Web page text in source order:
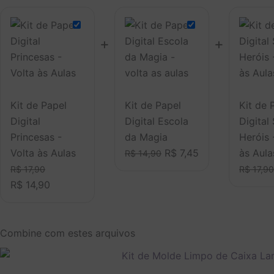
Kit de Papel
Digital
Princesas -
Volta às Aulas
R$17,90
R$ 14,90
+
Kit de Papel
Digital Escola
da Magia
R$14,90
era:
R$ 7,45
R$ 7,45.
+
Kit de
Digital
Heróis
às
R$17,90
Combine com estes arquivos
O
O